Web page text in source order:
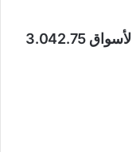
سجل سعر جرام الذهب عيار 18 في الأسواق 3.042.75